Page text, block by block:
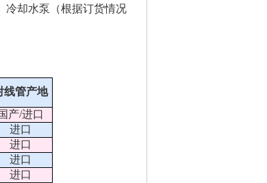
冷却水泵（根据订货情况
线管产地
产/进口
进口
进口
进口
进口